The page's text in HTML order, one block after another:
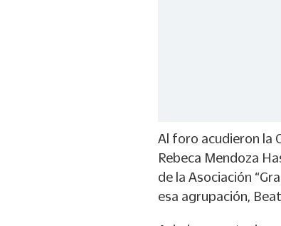
Al foro acudieron la
Rebeca Mendoza
de la Asociación
esa agrupación,